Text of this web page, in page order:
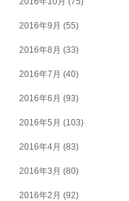
2016年9月 (55)
2016年8月 (33)
2016年7月 (40)
2016年6月 (93)
2016年5月 (103)
2016年4月 (83)
2016年3月 (80)
2016年2月 (92)